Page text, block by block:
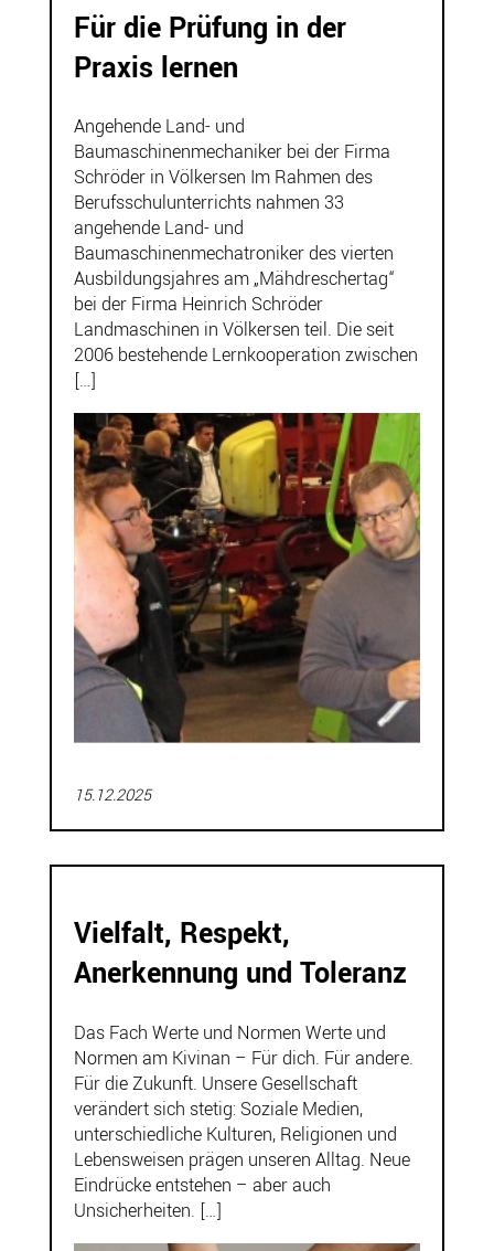
Für die Prüfung in der
Praxis lernen
Angehende Land- und
Baumaschinenmechaniker bei der Firma
Schröder in Völkersen Im Rahmen des
Berufsschulunterrichts nahmen 33
angehende Land- und
Baumaschinenmechatroniker des vierten
Ausbildungsjahres am „Mähdreschertag“
bei der Firma Heinrich Schröder
Landmaschinen in Völkersen teil. Die seit
2006 bestehende Lernkooperation zwischen
[…]
15.12.2025
Vielfalt, Respekt,
Anerkennung und Toleranz
Das Fach Werte und Normen Werte und
Normen am Kivinan – Für dich. Für andere.
Für die Zukunft. Unsere Gesellschaft
verändert sich stetig: Soziale Medien,
unterschiedliche Kulturen, Religionen und
Lebensweisen prägen unseren Alltag. Neue
Eindrücke entstehen – aber auch
Unsicherheiten. […]